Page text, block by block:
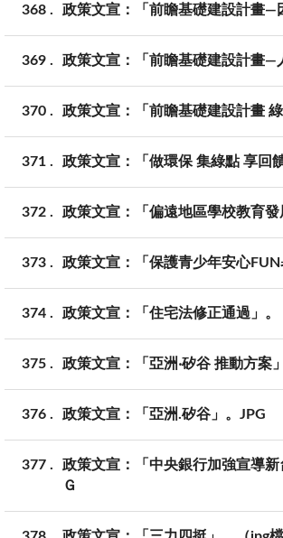
368 政策文宣：「前瞻基礎建設計畫—
369 政策文宣：「前瞻基礎建設計畫—
370 政策文宣：「前瞻基礎建設計畫
371 政策文宣：「做環保 集綠點 享回
372 政策文宣：「偏遠地區學校教育發
373 政策文宣：「保護青少年安心
374 政策文宣：「住宅法修正通過」。
375 政策文宣：「亞洲‧矽谷 推動方案
376 政策文宣：「亞洲.矽谷」。JPG
377
政策文宣：「中央銀行加強宣導
Ｇ